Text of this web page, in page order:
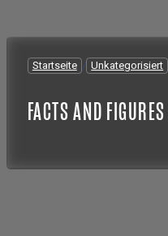
Startseite / Unkategorisiert
FACTS AND FIGURES